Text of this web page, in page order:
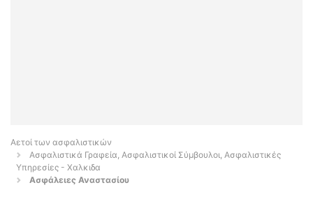
Αετοί των ασφαλιστικών
Ασφαλιστικά Γραφεία, Ασφαλιστικοί Σύμβουλοι, Ασφαλιστικές
Υπηρεσίες - Χαλκιδα
Ασφάλειες Αναστασίου